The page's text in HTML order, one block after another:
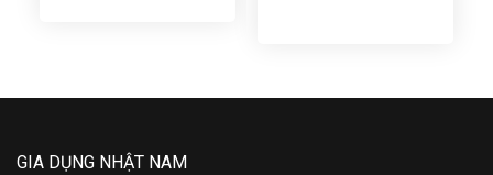
GIA DỤNG NHẬT NAM